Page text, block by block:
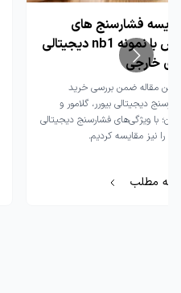
فشارسنج های
دیجیتالی nb1 نبض با نمونه
خارجی
این مقاله ضمن بررسی خرید
دیجیتالی بیورر، گلامور و
با ویژگی‌های فشارسنج دیجیتالی
را نیز مقایسه کردیم.
مطلب